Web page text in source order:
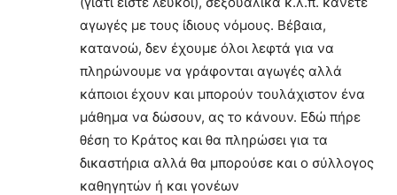
αγωγές με τους ίδιους νόμους. Βέβαια,
κατανοώ, δεν έχουμε όλοι λεφτά για να
πληρώνουμε να γράφονται αγωγές αλλά
κάποιοι έχουν και μπορούν τουλάχιστον ένα
μάθημα να δώσουν, ας το κάνουν. Εδώ πήρε
θέση το Κράτος και θα πληρώσει για τα
δικαστήρια αλλά θα μπορούσε και ο σύλλογος
καθηγητών ή και γονέων